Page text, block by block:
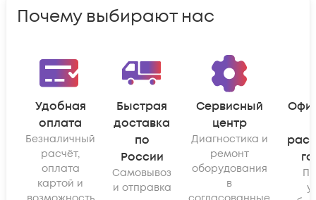
Почему выбирают нас
Удобная
оплата
Безналичный
расчёт,
оплата
картой и
Быстрая
доставка
по
России
Самовывоз
и отправка
Сервисный
центр
Диагностика и
ремонт
оборудования
в